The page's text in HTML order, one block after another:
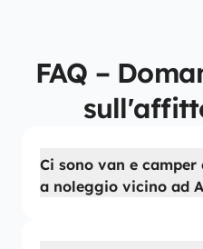
FAQ –
Ci sono van e
a noleggio vicino ad